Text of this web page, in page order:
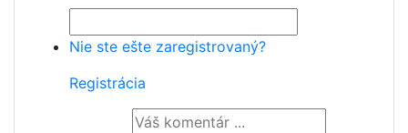
Nie ste ešte zaregistrovaný?
Registrácia